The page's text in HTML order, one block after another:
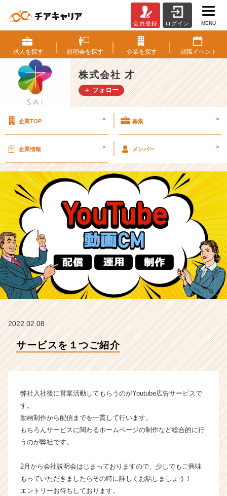
ー
ビ
ス
を
１
つ
【株
社
才
の
イ
ム
ラ
イ
ン】
|
ベ
ン
チ
企
ス
ト
が
就
活
会員登録 ログイン MENU
求人を探す 説明会を探す 企業を探す 就職イベント
株式会社 才
＋ フォロー
企業TOP > 募集 >
企業情報 > メンバー >
2022.02.08
サービスを１つご紹介
弊社入社後に営業活動してもらうのがYoutube広告サービスで
す。
動画制作から配信までを一貫して行います。
もちろんサービスに関わるホームページの制作など総合的に行
うのが弊社です。
2月から会社説明会はじまっておりますので、少しでもご興味
もっていただきましたらその時に詳しくお話しましょう！
エントリーお待ちしております。